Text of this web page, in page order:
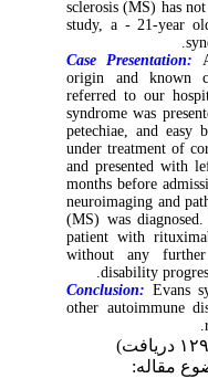
sclerosis (MS) has
study, a - 21-year
Case
origin and known
referred to our
syndrome was
petechiae, and
under treatment of
and presented
months before
neuroimaging and
(MS) was
patient with
without any
disability
Conclusion:
other autoimmune
مقاله: